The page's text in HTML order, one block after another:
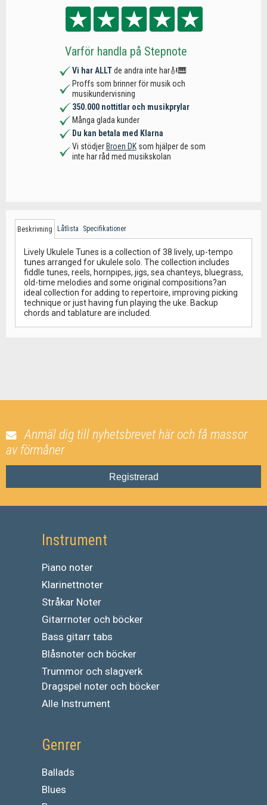
Varför handla på Stepnote
Vi har ALLTde andra inte har🎻🎹
Proffs som brinner för musik och
musikundervisning
350.000 nottitlar och musikprylar
Många glada kunder
Du kan betala med Klarna
Vi stödjer Broen DKsom hjälper de som
inte har råd med musikskolan
Beskrivning Låtlista Specifikationer
Lively Ukulele Tunes is a collection of 38 lively, up-tempo
tunes arranged for ukulele solo. The collection includes
fiddle tunes, reels, hornpipes, jigs, sea chanteys, bluegrass,
old-time melodies and some original compositions?an
ideal collection for adding to repertoire, improving picking
technique or just having fun playing the uke. Backup
chords and tablature are included.
Anmäl dig till nyhetsbrevet här och få massor
av förmåner
Registrerad
Instrument
Piano noter
Klarinettnoter
Stråkar Noter
Gitarrnoter och böcker
Bass gitarr tabs
Blåsnoter och böcker
Trummor och slagverk
Dragspel noter och böcker
Alle Instrument
Genrer
Ballads
Blues